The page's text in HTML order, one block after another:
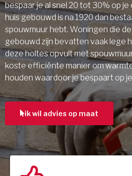
bespaar je al snel 20 tot 30% op
huis gebouwd is na 1920 dan
spouwmuur hebt. Woningen die
gebouwd zijn bevatten vaak lege
deze holtes opvult met
koste efficiënte manier om
houden waardoor je bespaart op
ik wil advies op maat